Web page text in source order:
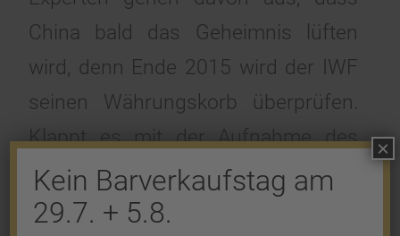
China bald das Geheimnis lüften
wird, denn Ende 2015 wird der IWF
seinen Währungskorb überprüfen.
Klappt es mit der Aufnahme des
Yuan in diesem Jahr nicht, könnte
er frühestens im Jahr 2020 zu einer
Kein Barverkaufstag am
29.7. + 5.8.
×